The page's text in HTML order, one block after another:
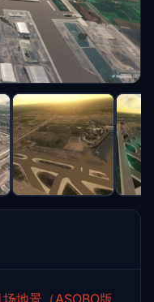
地景（ASOBO版